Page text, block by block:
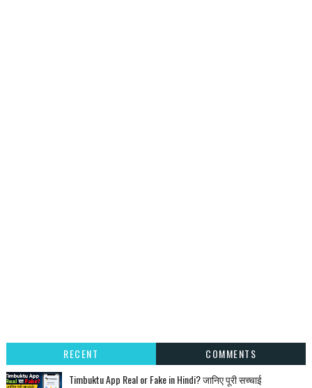
RECENT
COMMENTS
Timbuktu App Real or Fake in Hindi? जानिए पूरी सच्चाई